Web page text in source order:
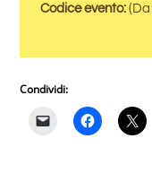
Codice evento: (Da
Condividi: